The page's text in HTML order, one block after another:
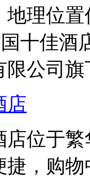
地理位
十佳酒
限公司
店
店位于
，购